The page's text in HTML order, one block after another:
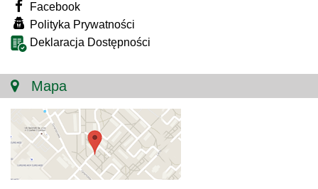
Facebook
Polityka Prywatności
Deklaracja Dostępności
Mapa